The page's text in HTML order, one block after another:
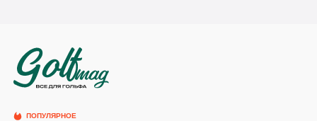
ПОПУЛЯРНОЕ